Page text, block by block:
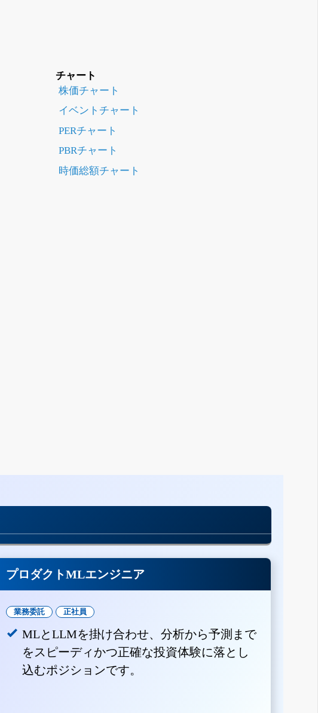
チャート
株価チャート
イベントチャート
PERチャート
PBRチャート
時価総額チャート
プロダクトMLエンジニア
業務委託 正社員
MLとLLMを掛け合わせ、分析から予測まで
をスピーディかつ正確な投資体験に落とし
込むポジションです。